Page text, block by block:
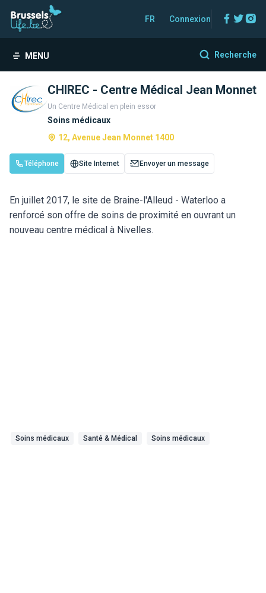
FR Connexion
MENU Recherche
CHIREC - Centre Médical Jean Monnet
Un Centre Médical en plein essor
Soins médicaux
12, Avenue Jean Monnet 1400
Téléphone Site Internet Envoyer un message
En juillet 2017, le site de Braine-l'Alleud - Waterloo a
renforcé son offre de soins de proximité en ouvrant un
nouveau centre médical à Nivelles.
Soins médicaux Santé & Médical Soins médicaux